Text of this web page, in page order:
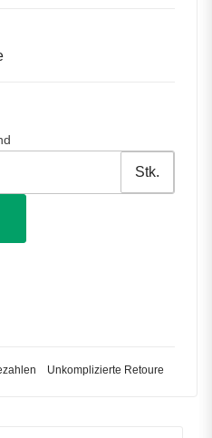
Stk.
Unkomplizierte Retoure